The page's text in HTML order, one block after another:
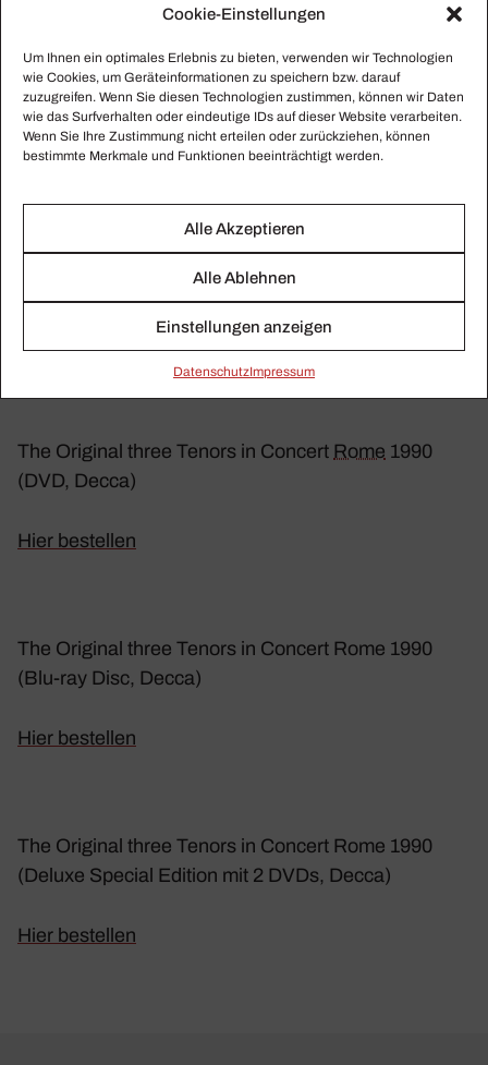
Cookie-Einstellungen
Um Ihnen ein optimales Erlebnis zu bieten, verwenden wir Technologien
wie Cookies, um Geräteinformationen zu speichern bzw. darauf
zuzugreifen. Wenn Sie diesen Technologien zustimmen, können wir Daten
wie das Surfverhalten oder eindeutige IDs auf dieser Website verarbeiten.
Wenn Sie Ihre Zustimmung nicht erteilen oder zurückziehen, können
bestimmte Merkmale und Funktionen beeinträchtigt werden.
Alle Akzeptieren
Alle Ablehnen
Einstellungen anzeigen
Daten­schutzImpressum
Die Aufnahmen des
legen­dären Ereig­
nisses sind nach wie
Carreras, Domingo, Pava­rotti in concert (CD,
The Original three Tenors in Concert Rome 1990
(DVD, Decca)
Hier bestellen
The Original three Tenors in Concert Rome 1990
(Blu-ray Disc, Decca)
Hier bestellen
The Original three Tenors in Concert Rome 1990
(Deluxe Special Edition mit 2 DVDs, Decca)
Hier bestellen